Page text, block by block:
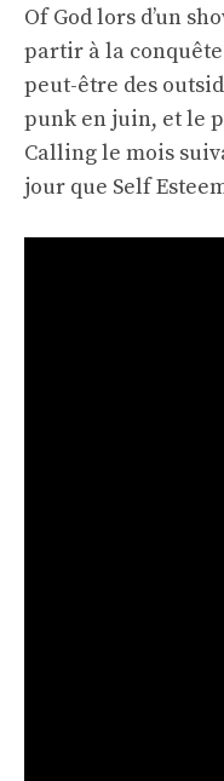
Of God lors d’un
partir à la conquête
peut-être des
punk en juin, et le
Calling le mois
jour que Self